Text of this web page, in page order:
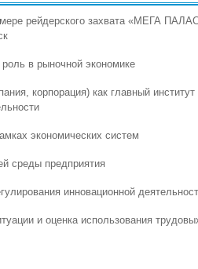
рейдерского захвата «МЕГА
в рыночной экономике
корпорация) как главный институт
экономических систем
среды предприятия
инновационной
и оценка использования